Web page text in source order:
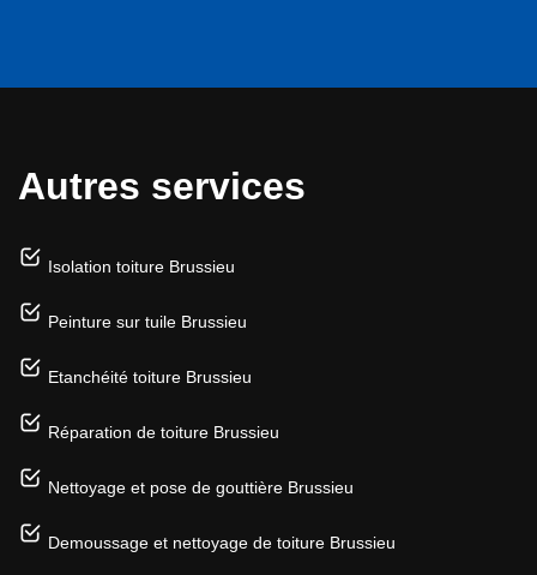
Autres services
Isolation toiture Brussieu
Peinture sur tuile Brussieu
Etanchéité toiture Brussieu
Réparation de toiture Brussieu
Nettoyage et pose de gouttière Brussieu
Demoussage et nettoyage de toiture Brussieu